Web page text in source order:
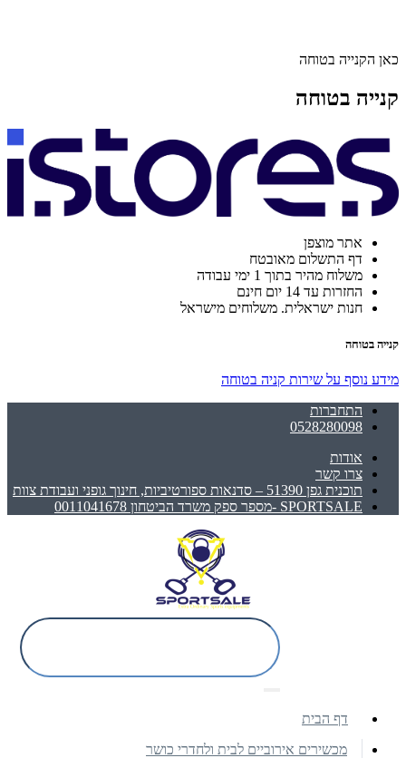
כאן הקנייה בטוחה
קנייה בטוחה
אתר מוצפן
דף התשלום מאובטח
משלוח מהיר בתוך 1 ימי עבודה
החזרות עד 14 יום חינם
חנות ישראלית. משלוחים מישראל
קנייה בטוחה
מידע נוסף על שירות קניה בטוחה
התחברות
0528280098
אודות
צרו קשר
תוכנית גפן 51390 – סדנאות ספורטיביות, חינוך גופני ועבודת צוות
SPORTSALE -מספר ספק משרד הביטחון 0011041678
דף הבית
מכשירים אירוביים לבית ולחדרי כושר